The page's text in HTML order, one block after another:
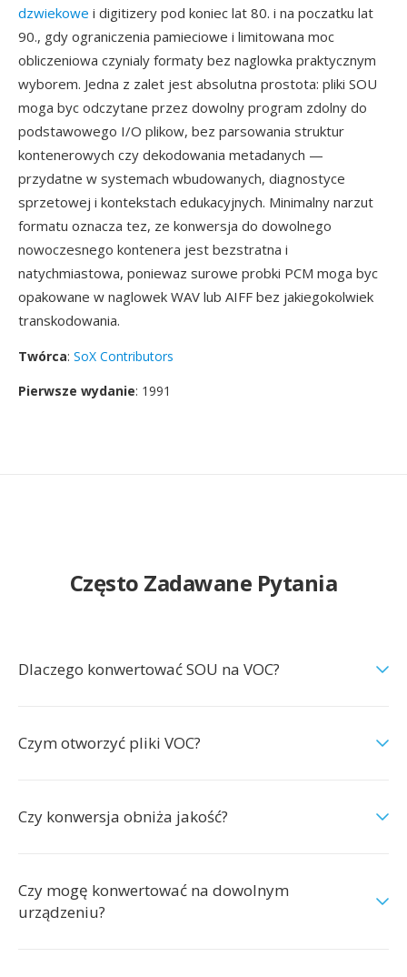
dzwiekowe i digitizery pod koniec lat 80. i na poczatku lat
90., gdy ograniczenia pamieciowe i limitowana moc
obliczeniowa czynialy formaty bez naglowka praktycznym
wyborem. Jedna z zalet jest absolutna prostota: pliki SOU
moga byc odczytane przez dowolny program zdolny do
podstawowego I/O plikow, bez parsowania struktur
kontenerowych czy dekodowania metadanych —
przydatne w systemach wbudowanych, diagnostyce
sprzetowej i kontekstach edukacyjnych. Minimalny narzut
formatu oznacza tez, ze konwersja do dowolnego
nowoczesnego kontenera jest bezstratna i
natychmiastowa, poniewaz surowe probki PCM moga byc
opakowane w naglowek WAV lub AIFF bez jakiegokolwiek
transkodowania.
Twórca: SoX Contributors
Pierwsze wydanie: 1991
Często Zadawane Pytania
Dlaczego konwertować SOU na VOC?
Czym otworzyć pliki VOC?
Czy konwersja obniża jakość?
Czy mogę konwertować na dowolnym
urządzeniu?